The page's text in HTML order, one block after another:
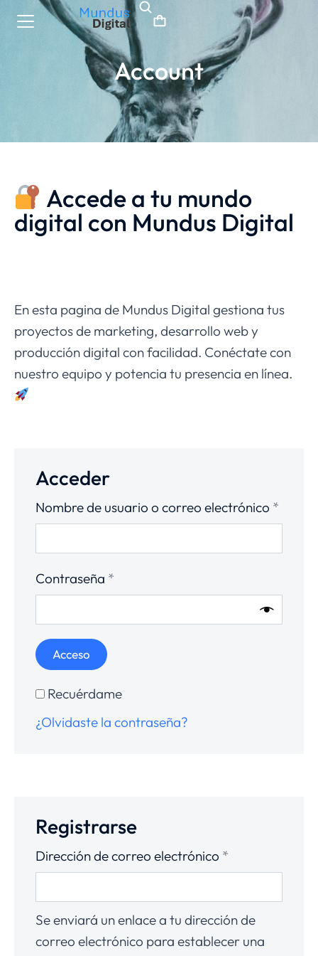
Account
Accede a tu mundo
digital con Mundus Digital
En esta pagina de Mundus Digital gestiona tus
proyectos de marketing, desarrollo web y
producción digital con facilidad. Conéctate con
nuestro equipo y potencia tu presencia en línea.
Acceder
Nombre de usuario o correo electrónico *
Contraseña *
Acceso
Recuérdame
¿Olvidaste la contraseña?
Registrarse
Dirección de correo electrónico *
Se enviará un enlace a tu dirección de
correo electrónico para establecer una